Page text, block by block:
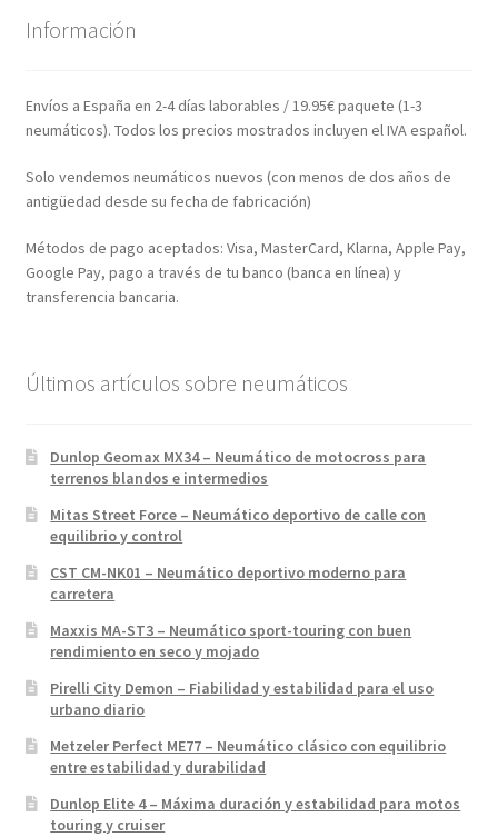
Información
Envíos a España en 2-4 días laborables / 19.95€ paquete (1-3
neumáticos). Todos los precios mostrados incluyen el IVA español.
Solo vendemos neumáticos nuevos (con menos de dos años de
antigüedad desde su fecha de fabricación)
Métodos de pago aceptados: Visa, MasterCard, Klarna, Apple Pay,
Google Pay, pago a través de tu banco (banca en línea) y
transferencia bancaria.
Últimos artículos sobre neumáticos
Dunlop Geomax MX34 – Neumático de motocross para
terrenos blandos e intermedios
Mitas Street Force – Neumático deportivo de calle con
equilibrio y control
CST CM-NK01 – Neumático deportivo moderno para
carretera
Maxxis MA-ST3 – Neumático sport-touring con buen
rendimiento en seco y mojado
Pirelli City Demon – Fiabilidad y estabilidad para el uso
urbano diario
Metzeler Perfect ME77 – Neumático clásico con equilibrio
entre estabilidad y durabilidad
Dunlop Elite 4 – Máxima duración y estabilidad para motos
touring y cruiser